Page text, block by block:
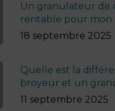
Un granulateur de
rentable pour mon
18 septembre 2025
Quelle est la
broyeur et un
11 septembre 2025